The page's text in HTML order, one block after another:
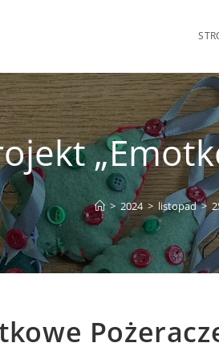
> 2024 > listopad >